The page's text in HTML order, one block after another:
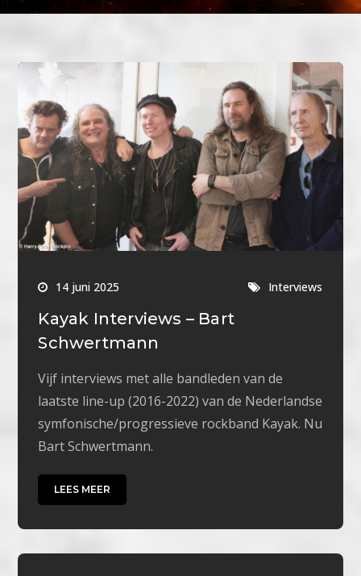
14 juni 2025 Interviews
Kayak Interviews – Bart
Schwertmann
Vijf interviews met alle bandleden van de
laatste line-up (2016-2022) van de Nederlandse
symfonische/progressieve rockband Kayak. Nu
Bart Schwertmann.
LEES MEER